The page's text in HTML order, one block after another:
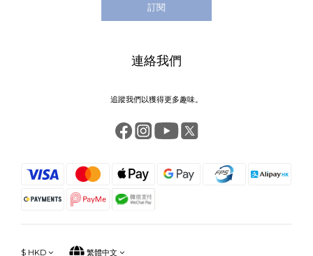
訂閱
連絡我們
追蹤我們以獲得更多趣味。
$ HKD 繁體中文